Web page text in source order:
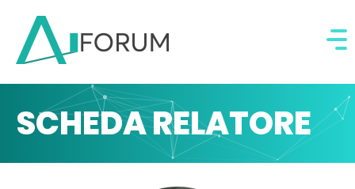
SCHEDA RELATORE